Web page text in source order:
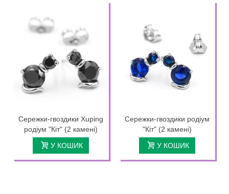
Сережки-гвоздики Xuping
родіум "Кіт" (2 камені)
У КОШИК
Сережки-гвоздики родіум
"Кіт" (2 камені)
У КОШИК